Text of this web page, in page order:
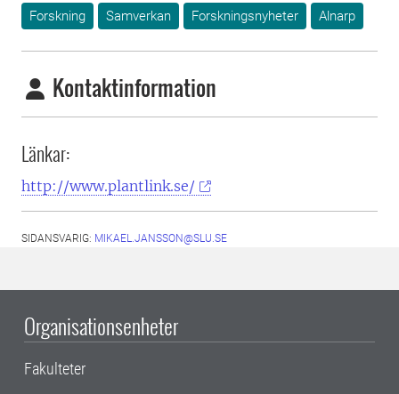
Forskning
Samverkan Forskningsnyheter Alnarp
Kontaktinformation
Länkar:
http://www.plantlink.se/
SIDANSVARIG: MIKAEL.JANSSON@SLU.SE
Organisationsenheter
Fakulteter